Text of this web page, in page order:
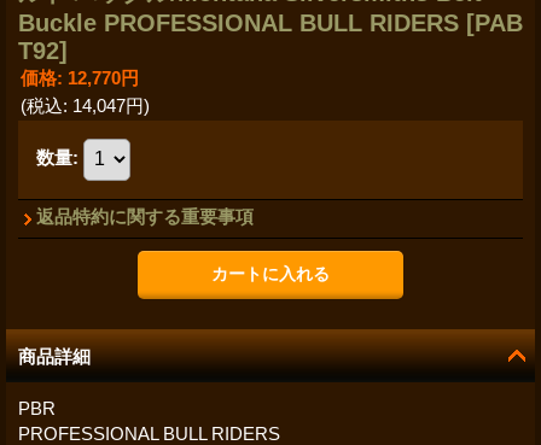
Buckle PROFESSIONAL BULL RIDERS [PAB
T92]
価格: 12,770円
(税込: 14,047円)
数量:
返品特約に関する重要事項
商品詳細
PBR
PROFESSIONAL BULL RIDERS